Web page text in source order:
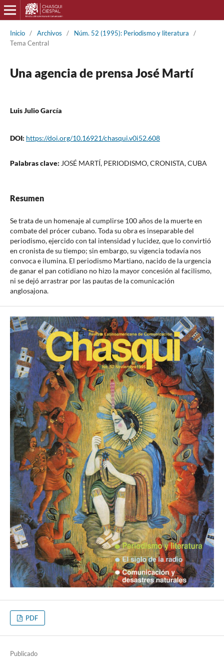
Inicio / Archivos / Núm. 52 (1995): Periodismo y literatura
/
Tema Central
Una agencia de prensa José Martí
Luis Julio García
DOI: https://doi.org/10.16921/chasqui.v0i52.608
Palabras clave: JOSÉ MARTÍ, PERIODISMO, CRONISTA, CUBA
Resumen
Se trata de un homenaje al cumplirse 100 años de la muerte en
combate del prócer cubano. Toda su obra es inseparable del
periodismo, ejercido con tal intensidad y lucidez, que lo convirtió
en cronista de su tiempo; sin embargo, su vigencia todavía nos
convoca e ilumina. El periodismo Martiano, nacido de la urgencia
de ganar el pan cotidiano no hizo la mayor concesión al facilismo,
ni se dejó arrastrar por las pautas de la comunicación
anglosajona.
PDF
Publicado